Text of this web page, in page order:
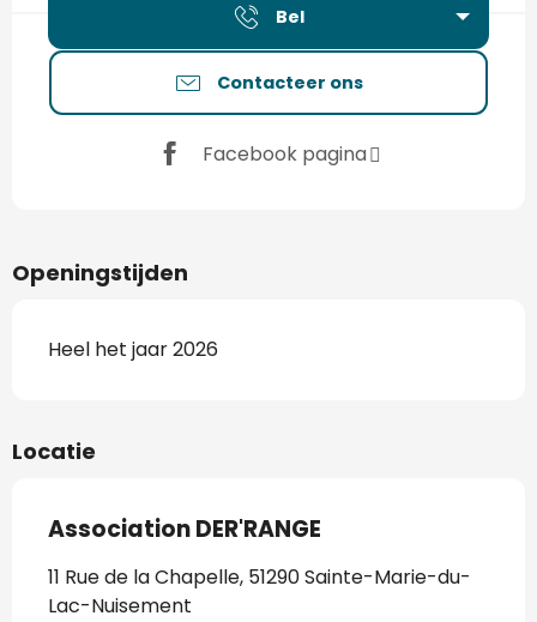
Bel
Contacteer ons
Facebook pagina
Openingstijden
Heel het jaar 2026
Locatie
Association DER'RANGE
11 Rue de la Chapelle, 51290 Sainte-Marie-du-
Lac-Nuisement